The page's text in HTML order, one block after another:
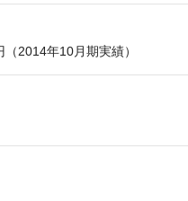
2014年10月期実績）